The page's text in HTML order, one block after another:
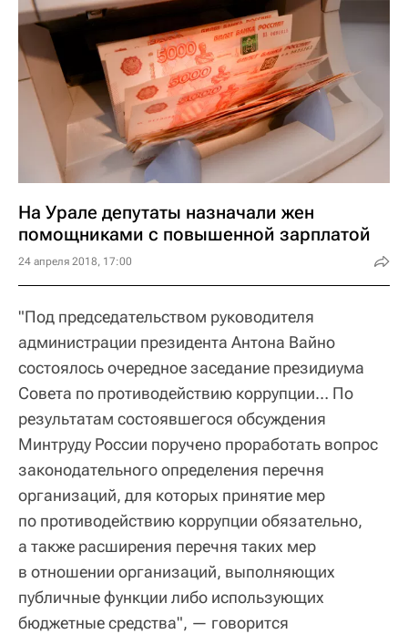
На Урале депутаты назначали жен
помощниками с повышенной зарплатой
24 апреля 2018, 17:00
"Под председательством руководителя
администрации президента Антона Вайно
состоялось очередное заседание президиума
Совета по противодействию коррупции… По
результатам состоявшегося обсуждения
Минтруду России поручено проработать вопрос
законодательного определения перечня
организаций, для которых принятие мер
по противодействию коррупции обязательно,
а также расширения перечня таких мер
в отношении организаций, выполняющих
публичные функции либо использующих
бюджетные средства", — говорится